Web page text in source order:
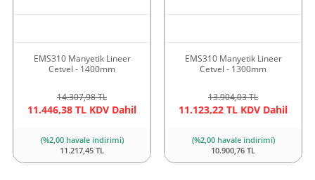
EMS310 Manyetik Lineer
Cetvel - 1400mm
14.307,98 TL
11.446,38 TL KDV Dahil
(%2,00 havale indirimi)
11.217,45 TL
EMS310 Manyetik Lineer
Cetvel - 1300mm
13.904,03 TL
11.123,22 TL KDV Dahil
(%2,00 havale indirimi)
10.900,76 TL